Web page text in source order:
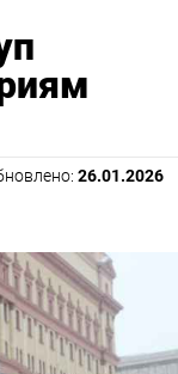
26.01.2026